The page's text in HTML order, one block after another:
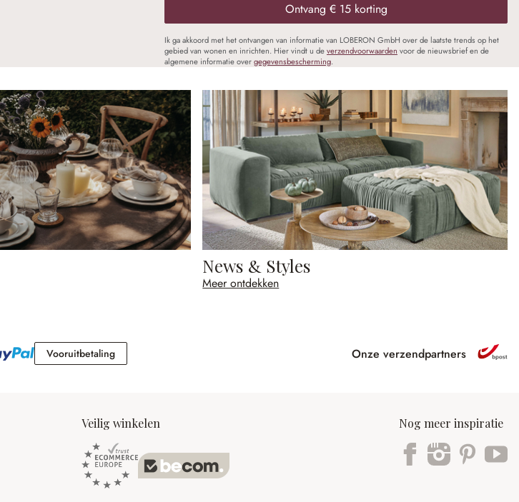
Ontvang € 15 korting
Ik ga akkoord met het ontvangen van informatie van LOBERON GmbH over de laatste trends op het
gebied van wonen en inrichten. Hier vindt u deverzendvoorwaarden voor de nieuwsbrief en de
algemene informatie overgegevensbescherming.
News & Styles
Meer ontdekken
VooruitbetalingVooruitbetaling Onze verzendpartners
Veilig winkelen Nog meer inspiratie